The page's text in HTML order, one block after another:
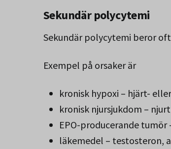
Sekundär polycytemi
Sekundär polycytemi beror
Exempel på orsaker är
kronisk hypoxi – hjärt-
kronisk njursjukdom –
EPO-producerande
läkemedel – testosteron,